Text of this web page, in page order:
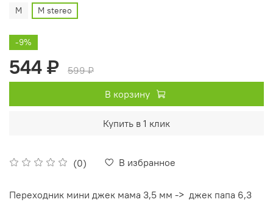
(0) В избранное
M M stereo
-9%
544 ₽
599 ₽
В корзину
Купить в 1 клик
Переходник мини джек мама 3,5 мм -> джек папа 6,3